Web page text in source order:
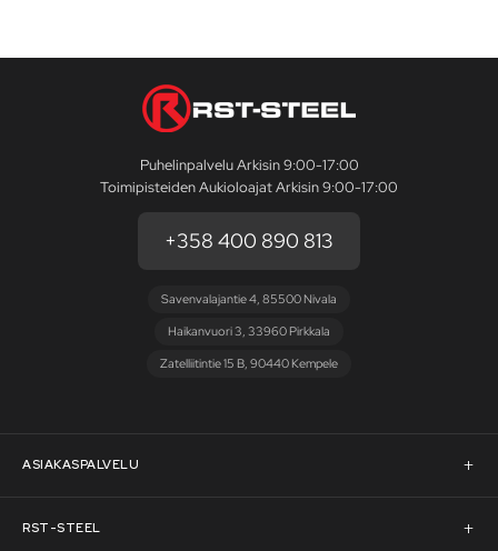
Puhelinpalvelu Arkisin 9:00-17:00
Toimipisteiden Aukioloajat Arkisin 9:00-17:00
+358 400 890 813
Savenvalajantie 4, 85500 Nivala
Haikanvuori 3, 33960 Pirkkala
Zatelliitintie 15 B, 90440 Kempele
ASIAKASPALVELU
Asiakaspalvelu
RST-STEEL